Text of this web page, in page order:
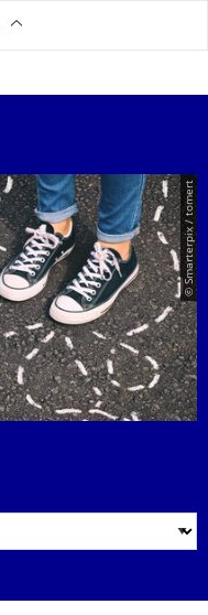
© Smarterpix / tomert